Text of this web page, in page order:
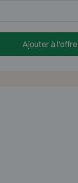
Ajouter à l'offre